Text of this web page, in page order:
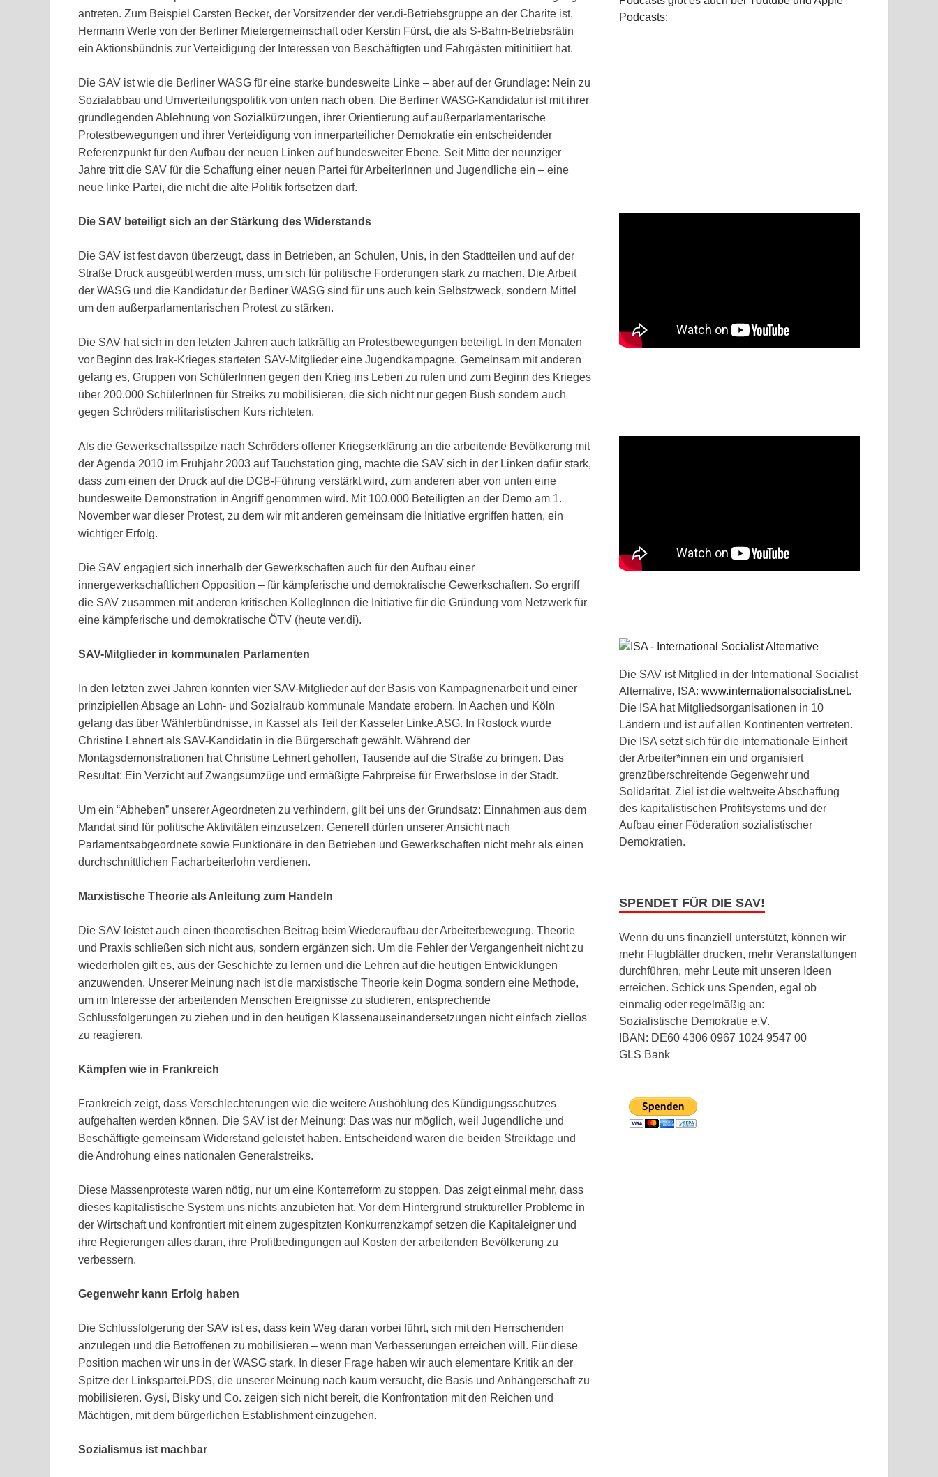
antreten. Zum Beispiel Carsten Becker, der Vorsitzender der ver.di-Betriebsgruppe an der Charite ist,
Hermann Werle von der Berliner Mietergemeinschaft oder Kerstin Fürst, die als S-Bahn-Betriebsrätin
ein Aktionsbündnis zur Verteidigung der Interessen von Beschäftigten und Fahrgästen mitinitiiert hat.
Die SAV ist wie die Berliner WASG für eine starke bundesweite Linke – aber auf der Grundlage: Nein zu
Sozialabbau und Umverteilungspolitik von unten nach oben. Die Berliner WASG-Kandidatur ist mit ihrer
grundlegenden Ablehnung von Sozialkürzungen, ihrer Orientierung auf außerparlamentarische
Protestbewegungen und ihrer Verteidigung von innerparteilicher Demokratie ein entscheidender
Referenzpunkt für den Aufbau der neuen Linken auf bundesweiter Ebene. Seit Mitte der neunziger
Jahre tritt die SAV für die Schaffung einer neuen Partei für ArbeiterInnen und Jugendliche ein – eine
neue linke Partei, die nicht die alte Politik fortsetzen darf.
Die SAV beteiligt sich an der Stärkung des Widerstands
Die SAV ist fest davon überzeugt, dass in Betrieben, an Schulen, Unis, in den Stadtteilen und auf der
Straße Druck ausgeübt werden muss, um sich für politische Forderungen stark zu machen. Die Arbeit
der WASG und die Kandidatur der Berliner WASG sind für uns auch kein Selbstzweck, sondern Mittel
um den außerparlamentarischen Protest zu stärken.
Die SAV hat sich in den letzten Jahren auch tatkräftig an Protestbewegungen beteiligt. In den Monaten
vor Beginn des Irak-Krieges starteten SAV-Mitglieder eine Jugendkampagne. Gemeinsam mit anderen
gelang es, Gruppen von SchülerInnen gegen den Krieg ins Leben zu rufen und zum Beginn des Krieges
über 200.000 SchülerInnen für Streiks zu mobilisieren, die sich nicht nur gegen Bush sondern auch
gegen Schröders militaristischen Kurs richteten.
Als die Gewerkschaftsspitze nach Schröders offener Kriegserklärung an die arbeitende Bevölkerung mit
der Agenda 2010 im Frühjahr 2003 auf Tauchstation ging, machte die SAV sich in der Linken dafür stark,
dass zum einen der Druck auf die DGB-Führung verstärkt wird, zum anderen aber von unten eine
bundesweite Demonstration in Angriff genommen wird. Mit 100.000 Beteiligten an der Demo am 1.
November war dieser Protest, zu dem wir mit anderen gemeinsam die Initiative ergriffen hatten, ein
wichtiger Erfolg.
Die SAV engagiert sich innerhalb der Gewerkschaften auch für den Aufbau einer
innergewerkschaftlichen Opposition – für kämpferische und demokratische Gewerkschaften. So ergriff
die SAV zusammen mit anderen kritischen KollegInnen die Initiative für die Gründung vom Netzwerk für
eine kämpferische und demokratische ÖTV (heute ver.di).
SAV-Mitglieder in kommunalen Parlamenten
In den letzten zwei Jahren konnten vier SAV-Mitglieder auf der Basis von Kampagnenarbeit und einer
prinzipiellen Absage an Lohn- und Sozialraub kommunale Mandate erobern. In Aachen und Köln
gelang das über Wählerbündnisse, in Kassel als Teil der Kasseler Linke.ASG. In Rostock wurde
Christine Lehnert als SAV-Kandidatin in die Bürgerschaft gewählt. Während der
Montagsdemonstrationen hat Christine Lehnert geholfen, Tausende auf die Straße zu bringen. Das
Resultat: Ein Verzicht auf Zwangsumzüge und ermäßigte Fahrpreise für Erwerbslose in der Stadt.
Um ein “Abheben” unserer Ageordneten zu verhindern, gilt bei uns der Grundsatz: Einnahmen aus dem
Mandat sind für politische Aktivitäten einzusetzen. Generell dürfen unserer Ansicht nach
Parlamentsabgeordnete sowie Funktionäre in den Betrieben und Gewerkschaften nicht mehr als einen
durchschnittlichen Facharbeiterlohn verdienen.
Marxistische Theorie als Anleitung zum Handeln
Die SAV leistet auch einen theoretischen Beitrag beim Wiederaufbau der Arbeiterbewegung. Theorie
und Praxis schließen sich nicht aus, sondern ergänzen sich. Um die Fehler der Vergangenheit nicht zu
wiederholen gilt es, aus der Geschichte zu lernen und die Lehren auf die heutigen Entwicklungen
anzuwenden. Unserer Meinung nach ist die marxistische Theorie kein Dogma sondern eine Methode,
um im Interesse der arbeitenden Menschen Ereignisse zu studieren, entsprechende
Schlussfolgerungen zu ziehen und in den heutigen Klassenauseinandersetzungen nicht einfach ziellos
zu reagieren.
Kämpfen wie in Frankreich
Frankreich zeigt, dass Verschlechterungen wie die weitere Aushöhlung des Kündigungsschutzes
aufgehalten werden können. Die SAV ist der Meinung: Das was nur möglich, weil Jugendliche und
Beschäftigte gemeinsam Widerstand geleistet haben. Entscheidend waren die beiden Streiktage und
die Androhung eines nationalen Generalstreiks.
Diese Massenproteste waren nötig, nur um eine Konterreform zu stoppen. Das zeigt einmal mehr, dass
dieses kapitalistische System uns nichts anzubieten hat. Vor dem Hintergrund struktureller Probleme in
der Wirtschaft und konfrontiert mit einem zugespitzten Konkurrenzkampf setzen die Kapitaleigner und
ihre Regierungen alles daran, ihre Profitbedingungen auf Kosten der arbeitenden Bevölkerung zu
verbessern.
Gegenwehr kann Erfolg haben
Die Schlussfolgerung der SAV ist es, dass kein Weg daran vorbei führt, sich mit den Herrschenden
anzulegen und die Betroffenen zu mobilisieren – wenn man Verbesserungen erreichen will. Für diese
Position machen wir uns in der WASG stark. In dieser Frage haben wir auch elementare Kritik an der
Spitze der Linkspartei.PDS, die unserer Meinung nach kaum versucht, die Basis und Anhängerschaft zu
mobilisieren. Gysi, Bisky und Co. zeigen sich nicht bereit, die Konfrontation mit den Reichen und
Mächtigen, mit dem bürgerlichen Establishment einzugehen.
Sozialismus ist machbar
Podcasts:
Die SAV ist Mitglied in der International Socialist
Alternative, ISA:www.internationalsocialist.net.
Die ISA hat Mitgliedsorganisationen in 10
Ländern und ist auf allen Kontinenten vertreten.
Die ISA setzt sich für die internationale Einheit
der Arbeiter*innen ein und organisiert
grenzüberschreitende Gegenwehr und
Solidarität. Ziel ist die weltweite Abschaffung
des kapitalistischen Profitsystems und der
Aufbau einer Föderation sozialistischer
Demokratien.
SPENDET FÜR DIE SAV!
Wenn du uns finanziell unterstützt, können wir
mehr Flugblätter drucken, mehr Veranstaltungen
durchführen, mehr Leute mit unseren Ideen
erreichen. Schick uns Spenden, egal ob
einmalig oder regelmäßig an:
Sozialistische Demokratie e.V.
IBAN: DE60 4306 0967 1024 9547 00
GLS Bank